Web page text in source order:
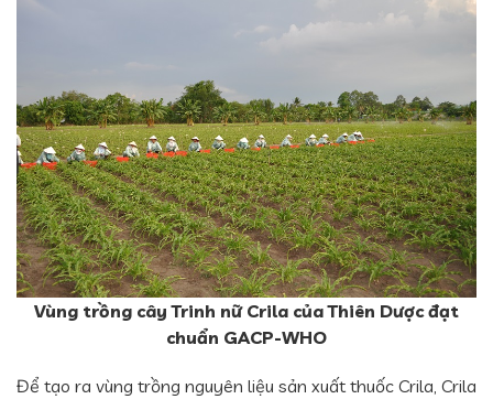
Vùng trồng cây Trinh nữ Crila của Thiên Dược đạt
chuẩn GACP-WHO
Để tạo ra vùng trồng nguyên liệu sản xuất thuốc Crila, Crila